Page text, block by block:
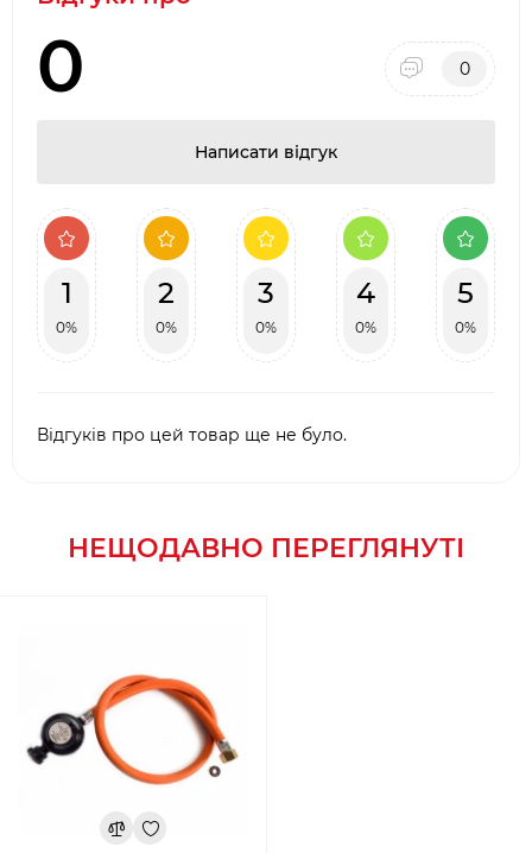
0 0
Написати відгук
1
0%
2
0%
3
0%
4
0%
5
0%
Відгуків про цей товар ще не було.
НЕЩОДАВНО ПЕРЕГЛЯНУТІ